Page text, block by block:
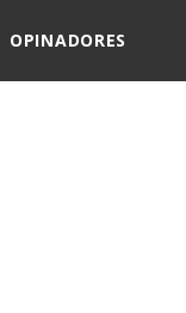
OPINADORES